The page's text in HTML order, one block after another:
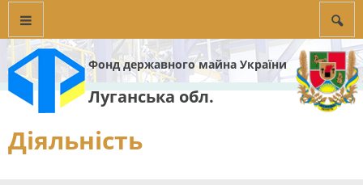
Фонд державного майна України
Луганська обл.
Діяльність